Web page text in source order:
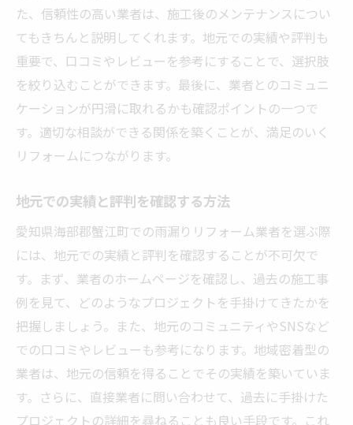
た、信頼性の高い業者は、施工後のメンテナンスについ
てもきちんと説明してくれます。地元での実績や評判も
重要で、口コミやレビューを参考にすることで、選択肢
を絞り込むことができます。最後に、業者とのコミュニ
ケーションが円滑に取れるかも確認ポイントの一つで
す。適切な相談ができる関係を築くことが、満足のいく
リフォームにつながります。
地元での実績と評判を確認する方法
愛知県海部郡蟹江町での雨漏りリフォーム業者を選ぶ際
には、地元での実績と評判を確認することが不可欠で
す。まず、業者のホームページを確認し、過去の施工事
例を見て、どのようなプロジェクトを手掛けてきたかを
把握しましょう。また、地元のコミュニティやSNSなど
での口コミやレビューも参考になります。地域密着型の
業者は、地元の信頼を得ることでその実績を築いていま
す。さらに、直接業者に問い合わせて、過去に手掛けた
プロジェクトの詳細を尋ねることも良い手段です。これ